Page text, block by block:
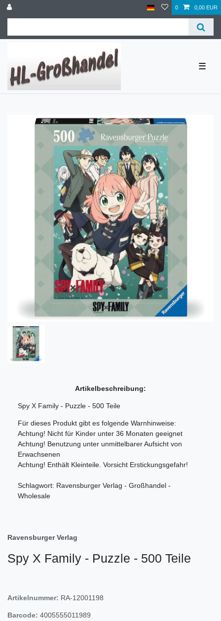
0 0,00 EUR
☰
Artikelbeschreibung:
Spy X Family - Puzzle - 500 Teile
Für dieses Produkt gibt es folgende Warnhinweise:
Achtung! Nicht für Kinder unter 36 Monaten geeignet
Achtung! Benutzung unter unmittelbarer Aufsicht von
Erwachsenen
Achtung! Enthält Kleinteile. Vorsicht Erstickungsgefahr!
Schlagwort: Ravensburger Verlag - Großhandel -
Wholesale
Ravensburger Verlag
Spy X Family - Puzzle - 500 Teile
Artikelnummer: RA-12001198
Barcode: 4005555011989